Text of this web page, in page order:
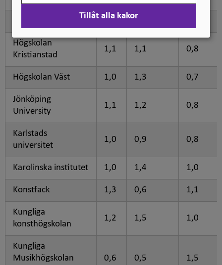
Högskolan i Skövde 1,0 1,2
Högskolan
Kristianstad
1,1 1,1 0,8
Högskolan Väst 1,0 1,3 0,7
Jönköping
University
1,1 1,2 0,8
Karlstads
universitet
1,0 0,9 0,8
Karolinska institutet 1,0 1,4 1,0
Konstfack 1,3 0,6 1,1
Kungliga
konsthögskolan
1,2 1,5 1,0
Kungliga
Musikhögskolan
0,6 0,5 1,5
Tillåt alla kakor